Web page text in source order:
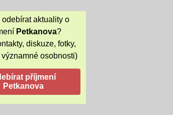
odebírat aktuality o
Petkanova?
diskuze, fotky,
osobnosti)